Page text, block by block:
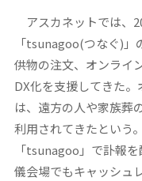
アスカネットでは、
「tsunagoo(つなぐ)」
供物の注文、オンライ
DX化を支援してきた
は、遠方の人や家族葬
利用されてきたという
「tsunagoo」で訃報
儀会場でもキャッシュ